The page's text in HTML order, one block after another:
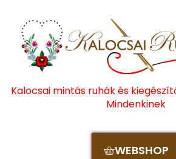
Kalocsai mintás ruhák és
Mindenkinek
WEBSHOP